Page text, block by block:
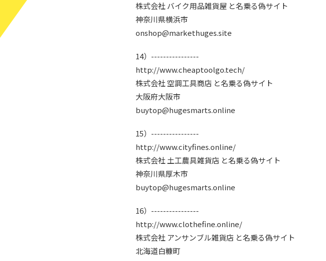
株式会社 バイク用品雑貨屋 と名乗る偽サイト
神奈川県横浜市
onshop@markethuges.site
14）----------------
http://www.cheaptoolgo.tech/
株式会社 空調工具商店 と名乗る偽サイト
大阪府大阪市
buytop@hugesmarts.online
15）----------------
http://www.cityfines.online/
株式会社 土工農具雑貨店 と名乗る偽サイト
神奈川県厚木市
buytop@hugesmarts.online
16）----------------
http://www.clothefine.online/
株式会社 アンサンブル雑貨店 と名乗る偽サイト
北海道白糠町